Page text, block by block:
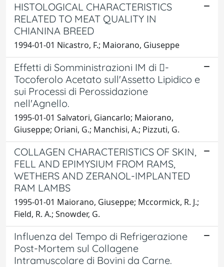
HISTOLOGICAL CHARACTERISTICS
RELATED TO MEAT QUALITY IN
CHIANINA BREED
1994-01-01 Nicastro, F.; Maiorano, Giuseppe
Effetti di Somministrazioni IM di -
Tocoferolo Acetato sull'Assetto Lipidico e
sui Processi di Perossidazione
nell'Agnello.
1995-01-01 Salvatori, Giancarlo; Maiorano,
Giuseppe; Oriani, G.; Manchisi, A.; Pizzuti, G.
COLLAGEN CHARACTERISTICS OF SKIN,
FELL AND EPIMYSIUM FROM RAMS,
WETHERS AND ZERANOL-IMPLANTED
RAM LAMBS
1995-01-01 Maiorano, Giuseppe; Mccormick, R. J.;
Field, R. A.; Snowder, G.
Influenza del Tempo di Refrigerazione
Post-Mortem sul Collagene
Intramuscolare di Bovini da Carne.